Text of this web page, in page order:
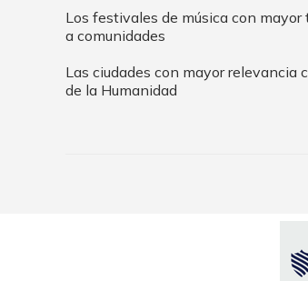
Los festivales de música con mayor
a comunidades
Las ciudades con mayor relevancia
de la Humanidad